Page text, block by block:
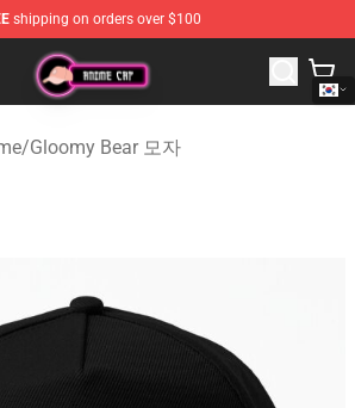
shipping on orders over $100
- The Best Store of Anime Cap
/Gloomy Bear 모자